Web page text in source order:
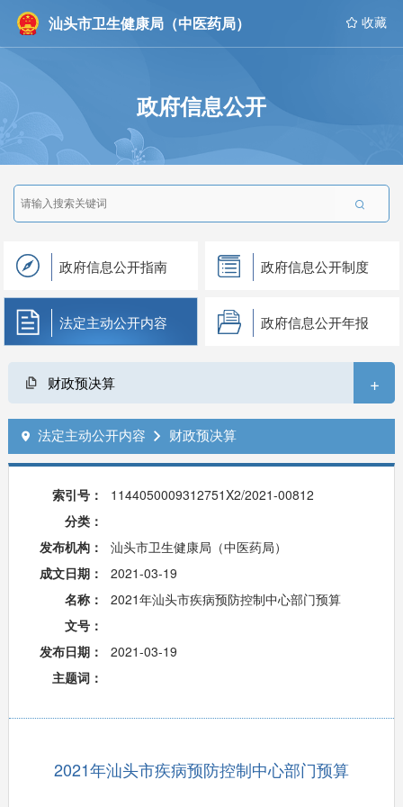
汕头市卫生健康局（中医药局）  收藏
政府信息公开

政府信息公开指南 政府信息公开制度
法定主动公开内容 政府信息公开年报
财政预决算 +
 法定主动公开内容  财政预决算
索引号：
1144050009312751X2/2021-00812
分类：
发布机构：
汕头市卫生健康局（中医药局）
成文日期：
2021-03-19
名称：
2021年汕头市疾病预防控制中心部门预算
文号：
发布日期：
2021-03-19
主题词：
2021年汕头市疾病预防控制中心部门预算